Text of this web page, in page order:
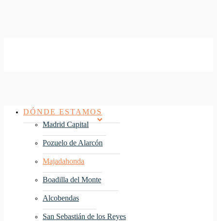
DÓNDE ESTAMOS
Madrid Capital
Pozuelo de Alarcón
Majadahonda
Boadilla del Monte
Alcobendas
San Sebastián de los Reyes